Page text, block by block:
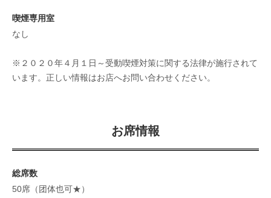
喫煙専用室
なし
※２０２０年４月１日～受動喫煙対策に関する法律が施行されて
います。正しい情報はお店へお問い合わせください。
お席情報
総席数
50席（团体也可★）